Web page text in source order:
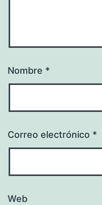
Nombre *
Correo electrónico *
Web